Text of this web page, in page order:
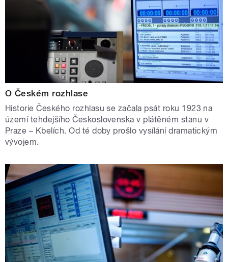
O Českém rozhlase
Historie Českého rozhlasu se začala psát roku 1923 na
území tehdejšího Československa v plátěném stanu v
Praze – Kbelích. Od té doby prošlo vysílání dramatickým
vývojem.